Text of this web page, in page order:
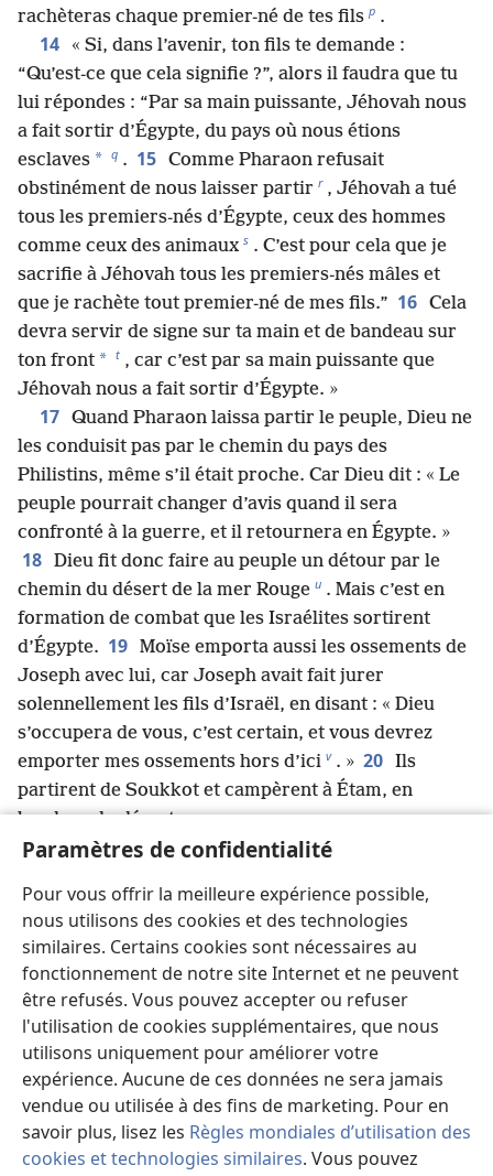
Paramètres de confidentialité
Pour vous offrir la meilleure expérience possible,
nous utilisons des cookies et des technologies
similaires. Certains cookies sont nécessaires au
fonctionnement de notre site Internet et ne peuvent
être refusés. Vous pouvez accepter ou refuser
l'utilisation de cookies supplémentaires, que nous
utilisons uniquement pour améliorer votre
expérience. Aucune de ces données ne sera jamais
vendue ou utilisée à des fins de marketing. Pour en
savoir plus, lisez les Règles mondiales d’utilisation des
cookies et technologies similaires. Vous pouvez
rachèteras chaque premier-né de tes fils p .
14
« Si, dans l’avenir, ton fils te demande :
“Qu’est-ce que cela signifie ?”, alors il faudra que tu
lui répondes : “Par sa main puissante, Jéhovah nous
a fait sortir d’Égypte, du pays où nous étions
esclaves * q . 15 Comme Pharaon refusait
obstinément de nous laisser partir r , Jéhovah a tué
tous les premiers-nés d’Égypte, ceux des hommes
comme ceux des animaux s . C’est pour cela que je
sacrifie à Jéhovah tous les premiers-nés mâles et
que je rachète tout premier-né de mes fils.” 16 Cela
devra servir de signe sur ta main et de bandeau sur
ton front * t , car c’est par sa main puissante que
Jéhovah nous a fait sortir d’Égypte. »
17 Quand Pharaon laissa partir le peuple, Dieu ne
les conduisit pas par le chemin du pays des
Philistins, même s’il était proche. Car Dieu dit : « Le
peuple pourrait changer d’avis quand il sera
confronté à la guerre, et il retournera en Égypte. »
18 Dieu fit donc faire au peuple un détour par le
chemin du désert de la mer Rouge u . Mais c’est en
formation de combat que les Israélites sortirent
d’Égypte. 19 Moïse emporta aussi les ossements de
Joseph avec lui, car Joseph avait fait jurer
solennellement les fils d’Israël, en disant : « Dieu
s’occupera de vous, c’est certain, et vous devrez
emporter mes ossements hors d’ici v . » 20 Ils
partirent de Soukkot et campèrent à Étam, en
bordure du désert.
21 Et Jéhovah marchait devant eux, le jour dans
, et la nuit dans une colonne de feu pour les éclairer.
Ainsi, ils pouvaient marcher le jour et la nuit x
La colonne de nuage ne s’éloignait pas de devant le
peuple pendant le jour, ni la colonne de feu pendant
la nuit
.
Précédent Suivant